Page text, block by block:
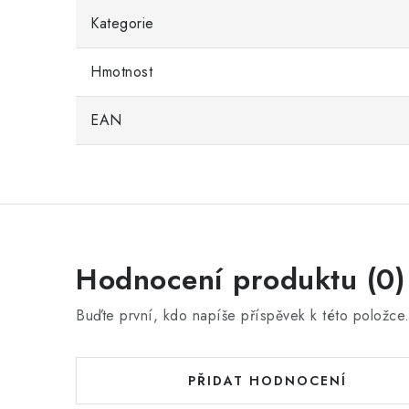
Kategorie
Hmotnost
EAN
Hodnocení produktu (0)
Buďte první, kdo napíše příspěvek k této položce.
PŘIDAT HODNOCENÍ